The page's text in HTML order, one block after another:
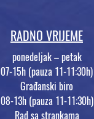
RADNO VRIJEME
ponedeljak – petak
07-15h (pauza 11-11:30h)
Građanski biro
08-13h (pauza 11-11:30h)
Rad sa strankama